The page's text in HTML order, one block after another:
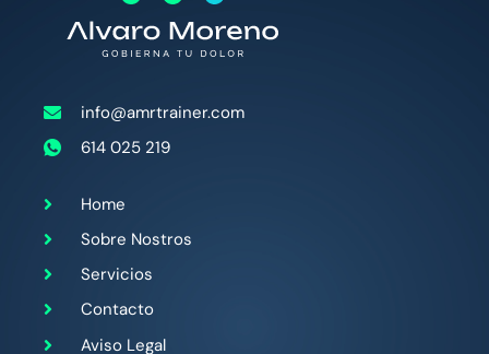
info@amrtrainer.com
614 025 219
Home
Sobre Nostros
Servicios
Contacto
Aviso Legal